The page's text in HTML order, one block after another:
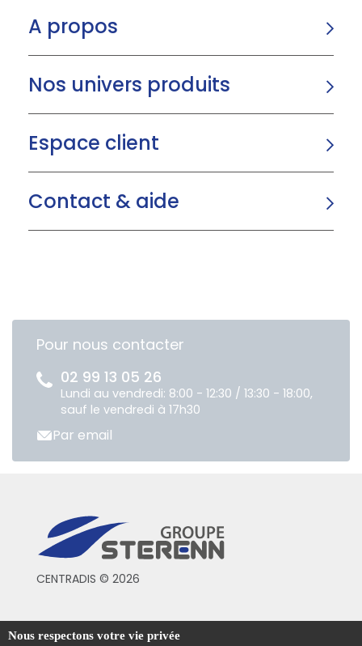
A propos
Nos univers produits
Espace client
Contact & aide
Pour nous contacter
02 99 13 05 26
Lundi au vendredi: 8:00 - 12:30 / 13:30 - 18:00,
sauf le vendredi à 17h30
Par email
CENTRADIS © 2026
Conditions générales de vente
Nous respectons votre vie privée